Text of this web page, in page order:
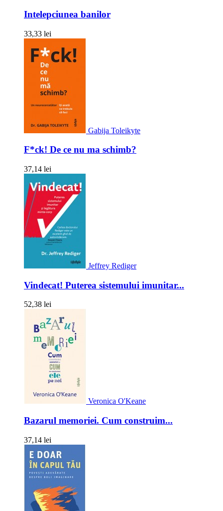
Intelepciunea banilor
33,33 lei
Gabija Toleikyte
F*ck! De ce nu ma schimb?
37,14 lei
Jeffrey Rediger
Vindecat! Puterea sistemului imunitar...
52,38 lei
Veronica O'Keane
Bazarul memoriei. Cum construim...
37,14 lei